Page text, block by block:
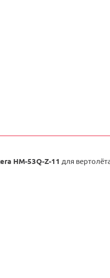
HM-53Q-Z-11 для